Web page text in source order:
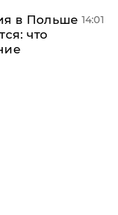
в Польше
что
14:01